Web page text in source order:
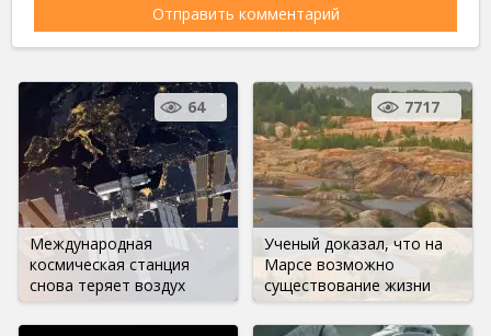
Международная
космическая станция
снова теряет воздух
64
Ученый доказал, что на
Марсе возможно
существование жизни
7717